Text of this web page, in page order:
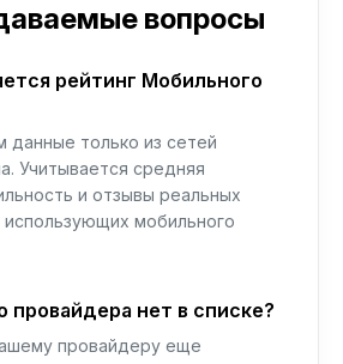
вопросы
рейтинг Мобильного
данные только из сетей
Учитывается средняя
и отзывы реальных
использующих мобильного
провайдера нет в списке?
провайдеру еще